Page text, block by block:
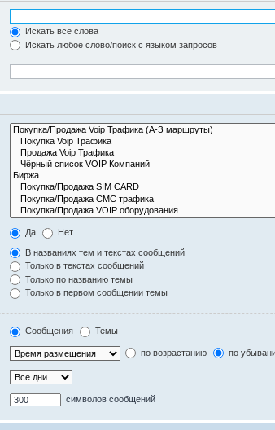
Искать все слова
Искать любое слово/поиск с языком запросов
Да Нет
В названиях тем и текстах сообщений
Только в текстах сообщений
Только по названию темы
Только в первом сообщении темы
Сообщения Темы
по возрастанию по
символов сообщений